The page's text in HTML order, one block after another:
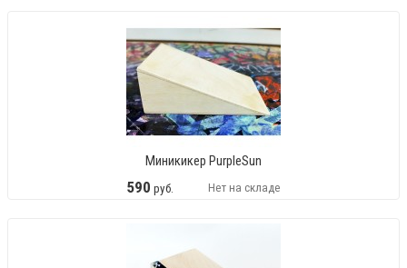
Миникикер PurpleSun
590 руб. Нет на складе